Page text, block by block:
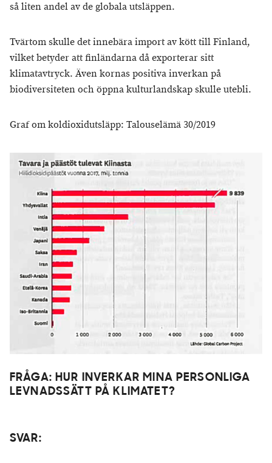
så liten andel av de globala utsläppen.
Tvärtom skulle det innebära import av kött till Finland,
vilket betyder att finländarna då exporterar sitt
klimatavtryck. Även kornas positiva inverkan på
biodiversiteten och öppna kulturlandskap skulle utebli.
Graf om koldioxidutsläpp: Talouselämä 30/2019
FRÅGA: HUR INVERKAR MINA PERSONLIGA
LEVNADSSÄTT PÅ KLIMATET?
SVAR: